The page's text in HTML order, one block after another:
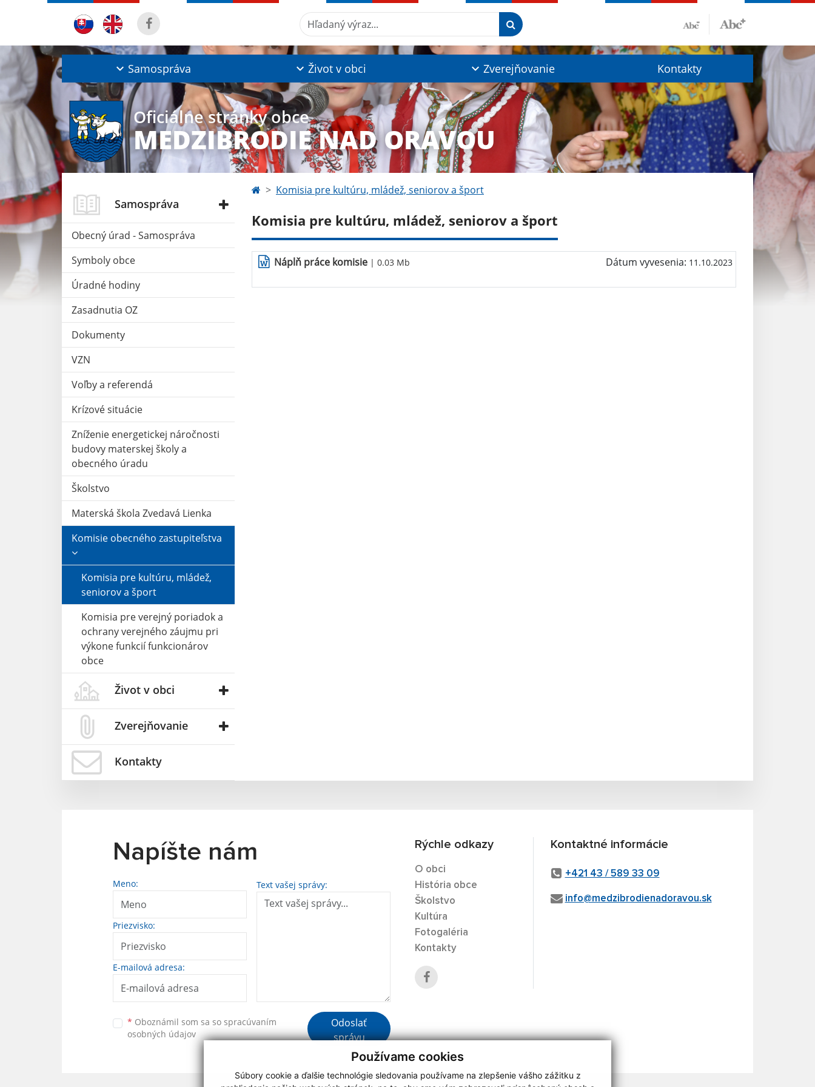
Používame cookies
Súbory cookie a ďalšie technológie sledovania používame na zlepšenie vášho zážitku z
Hľadaný výraz...
Samospráva Život v obci Zverejňovanie Kontakty
Oficiálne stránky obce
MEDZIBRODIE NAD ORAVOU
Samospráva
Obecný úrad - Samospráva
Symboly obce
Úradné hodiny
Zasadnutia OZ
Dokumenty
VZN
Voľby a referendá
Krízové situácie
Zníženie energetickej náročnosti
budovy materskej školy a
obecného úradu
Školstvo
Materská škola Zvedavá Lienka
Komisie obecného zastupiteľstva
Komisia pre kultúru, mládež,
seniorov a šport
Komisia pre verejný poriadok a
ochrany verejného záujmu pri
výkone funkcií funkcionárov
obce
Život v obci
Zverejňovanie
Kontakty
Komisia pre kultúru, mládež, seniorov a šport
Komisia pre kultúru, mládež, seniorov a šport
Náplň práce komisie | 0.03 Mb Dátum vyvesenia: 11.10.2023
Napíšte nám
Meno:
Priezvisko:
E-mailová adresa:
Text vašej správy:
* Oboznámil som sa so spracúvaním
osobných údajov
Odoslať
správu
Rýchle odkazy
O obci
História obce
Školstvo
Kultúra
Fotogaléria
Kontakty
Kontaktné informácie
+421 43 / 589 33 09
info@medzibrodienadoravou.sk